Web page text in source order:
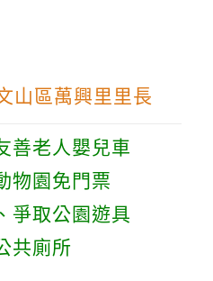
山區萬興里里長
善老人嬰兒車
物園免門票
爭取公園遊具
共廁所